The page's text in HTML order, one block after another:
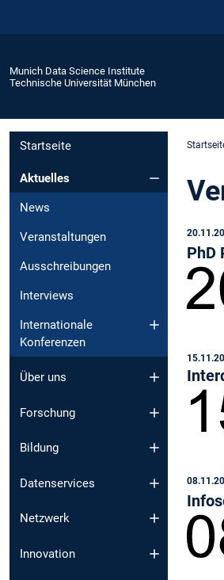
Munich Data Science Institute
Technische Universität München
Startseite
Aktuelles
News
Veranstaltungen
Ausschreibungen
Interviews
Internationale
Konferenzen
Über uns
Forschung
Bildung
Datenservices
Netzwerk
Innovation
PhD